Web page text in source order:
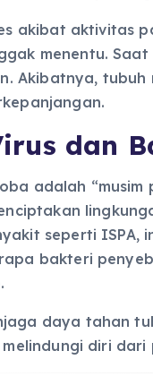
akibat aktivitas
menentu.
Akibatnya,
dan
adalah
seperti ISPA,
bakteri
daya tahan
diri